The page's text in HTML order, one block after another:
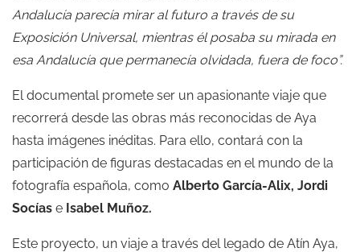
Andalucía parecía mirar al futuro a través de su
Exposición Universal, mientras él posaba su mirada en
esa Andalucía que permanecía olvidada, fuera de foco”.
El documental promete ser un apasionante viaje que
recorrerá desde las obras más reconocidas de Aya
hasta imágenes inéditas. Para ello, contará con la
participación de figuras destacadas en el mundo de la
fotografía española, como Alberto García-Alix, Jordi
Socías e Isabel Muñoz.
Este proyecto, un viaje a través del legado de Atín Aya,